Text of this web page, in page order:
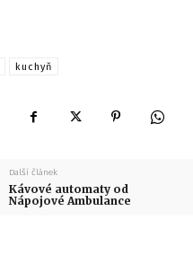
kuchyň
Další článek
Kávové automaty od
Nápojové Ambulance